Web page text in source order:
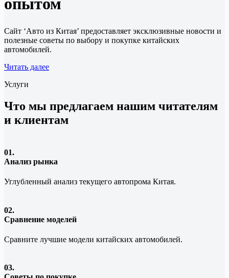
Сайт ‘Авто из Китая’ предоставляет эксклюзивные новости и
полезные советы по выбору и покупке китайских
автомобилей.
Читать далее
Услуги
Что мы предлагаем нашим читателям
и клиентам
01.
Анализ рынка
Углубленный анализ текущего автопрома Китая.
02.
Сравнение моделей
Сравните лучшие модели китайских автомобилей.
03.